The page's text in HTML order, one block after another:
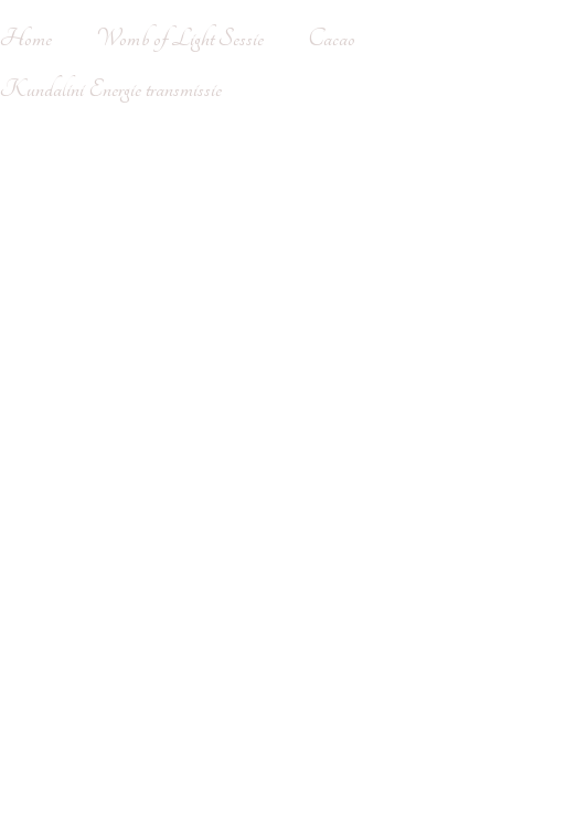
Home Womb of Light Sessie
Cacao
Kundalini Energie transmissie